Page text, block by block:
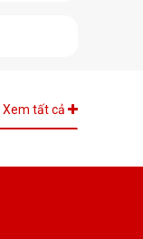
Xem tất cả